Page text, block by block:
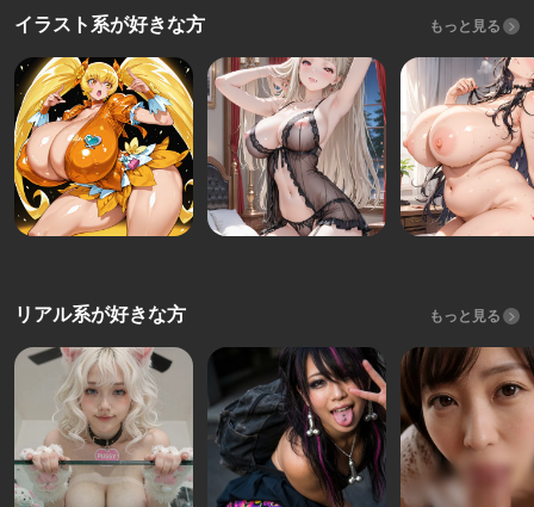
イラスト系が好きな方 もっと見る
リアル系が好きな方 もっと見る